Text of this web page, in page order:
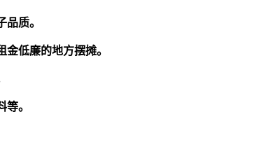
质。
低廉的地方摆摊。
。